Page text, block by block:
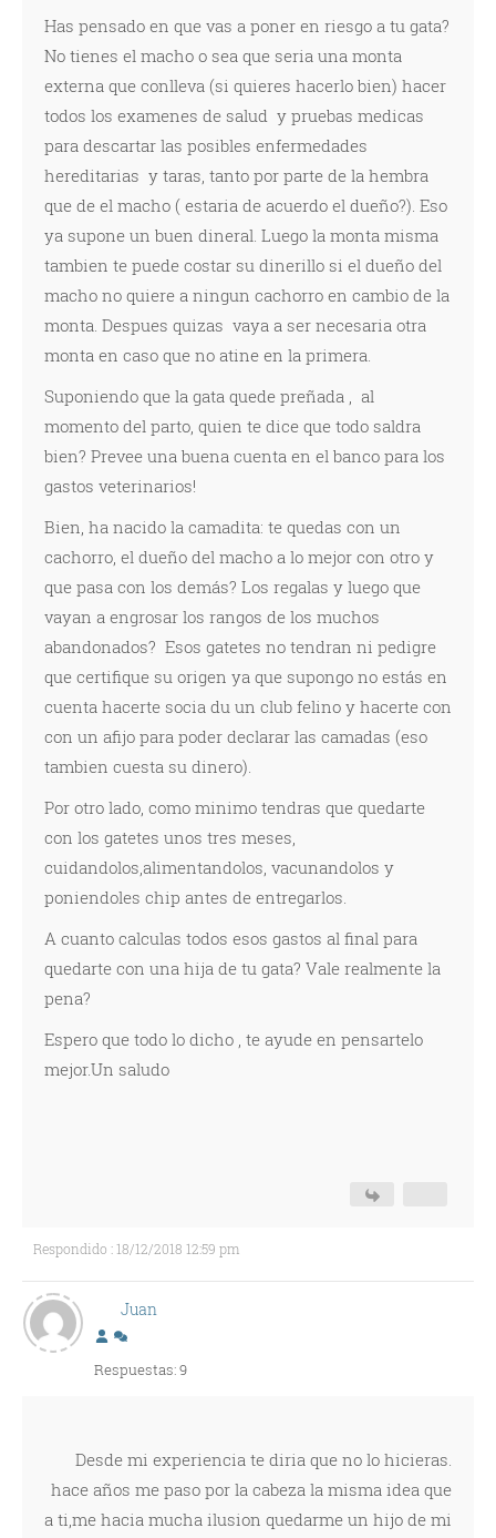
Has pensado en que vas a poner en riesgo a tu gata?
No tienes el macho o sea que seria una monta
externa que conlleva (si quieres hacerlo bien) hacer
todos los examenes de salud y pruebas medicas
para descartar las posibles enfermedades
hereditarias y taras, tanto por parte de la hembra
que de el macho ( estaria de acuerdo el dueño?). Eso
ya supone un buen dineral. Luego la monta misma
tambien te puede costar su dinerillo si el dueño del
macho no quiere a ningun cachorro en cambio de la
monta. Despues quizas vaya a ser necesaria otra
monta en caso que no atine en la primera.
Suponiendo que la gata quede preñada , al
momento del parto, quien te dice que todo saldra
bien? Prevee una buena cuenta en el banco para los
gastos veterinarios!
Bien, ha nacido la camadita: te quedas con un
cachorro, el dueño del macho a lo mejor con otro y
que pasa con los demás? Los regalas y luego que
vayan a engrosar los rangos de los muchos
abandonados? Esos gatetes no tendran ni pedigre
que certifique su origen ya que supongo no estás en
cuenta hacerte socia du un club felino y hacerte con
con un afijo para poder declarar las camadas (eso
tambien cuesta su dinero).
Por otro lado, como minimo tendras que quedarte
con los gatetes unos tres meses,
cuidandolos,alimentandolos, vacunandolos y
poniendoles chip antes de entregarlos.
A cuanto calculas todos esos gastos al final para
quedarte con una hija de tu gata? Vale realmente la
pena?
Espero que todo lo dicho , te ayude en pensartelo
mejor.Un saludo
Respondido : 18/12/2018 12:59 pm
Juan
Respuestas: 9
Desde mi experiencia te diria que no lo hicieras.
hace años me paso por la cabeza la misma idea que
a ti,me hacia mucha ilusion quedarme un hijo de mi